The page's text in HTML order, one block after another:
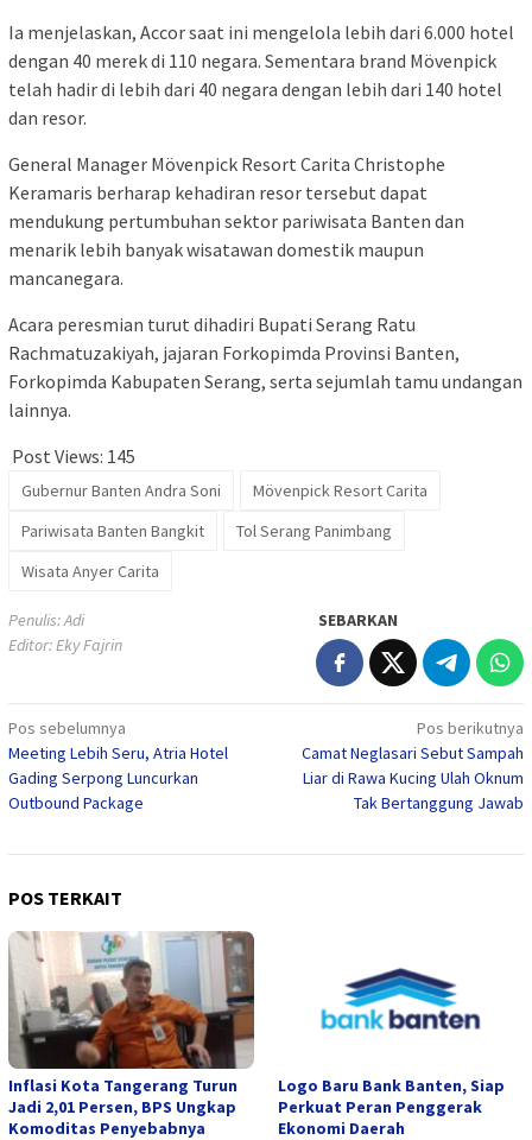
Ia menjelaskan, Accor saat ini mengelola lebih dari 6.000 hotel
dengan 40 merek di 110 negara. Sementara brand Mövenpick
telah hadir di lebih dari 40 negara dengan lebih dari 140 hotel
dan resor.
General Manager Mövenpick Resort Carita Christophe
Keramaris berharap kehadiran resor tersebut dapat
mendukung pertumbuhan sektor pariwisata Banten dan
menarik lebih banyak wisatawan domestik maupun
mancanegara.
Acara peresmian turut dihadiri Bupati Serang Ratu
Rachmatuzakiyah, jajaran Forkopimda Provinsi Banten,
Forkopimda Kabupaten Serang, serta sejumlah tamu undangan
lainnya.
Post Views: 145
Gubernur Banten Andra Soni
Mövenpick Resort Carita
Pariwisata Banten Bangkit
Tol Serang Panimbang
Wisata Anyer Carita
Penulis: Adi
Editor: Eky Fajrin
SEBARKAN
Navigasi
pos
Pos sebelumnya
Meeting Lebih Seru, Atria Hotel
Gading Serpong Luncurkan
Outbound Package
Pos berikutnya
Camat Neglasari Sebut Sampah
Liar di Rawa Kucing Ulah Oknum
Tak Bertanggung Jawab
POS TERKAIT
Inflasi Kota Tangerang Turun
Jadi 2,01 Persen, BPS Ungkap
Komoditas Penyebabnya
Logo Baru Bank Banten, Siap
Perkuat Peran Penggerak
Ekonomi Daerah